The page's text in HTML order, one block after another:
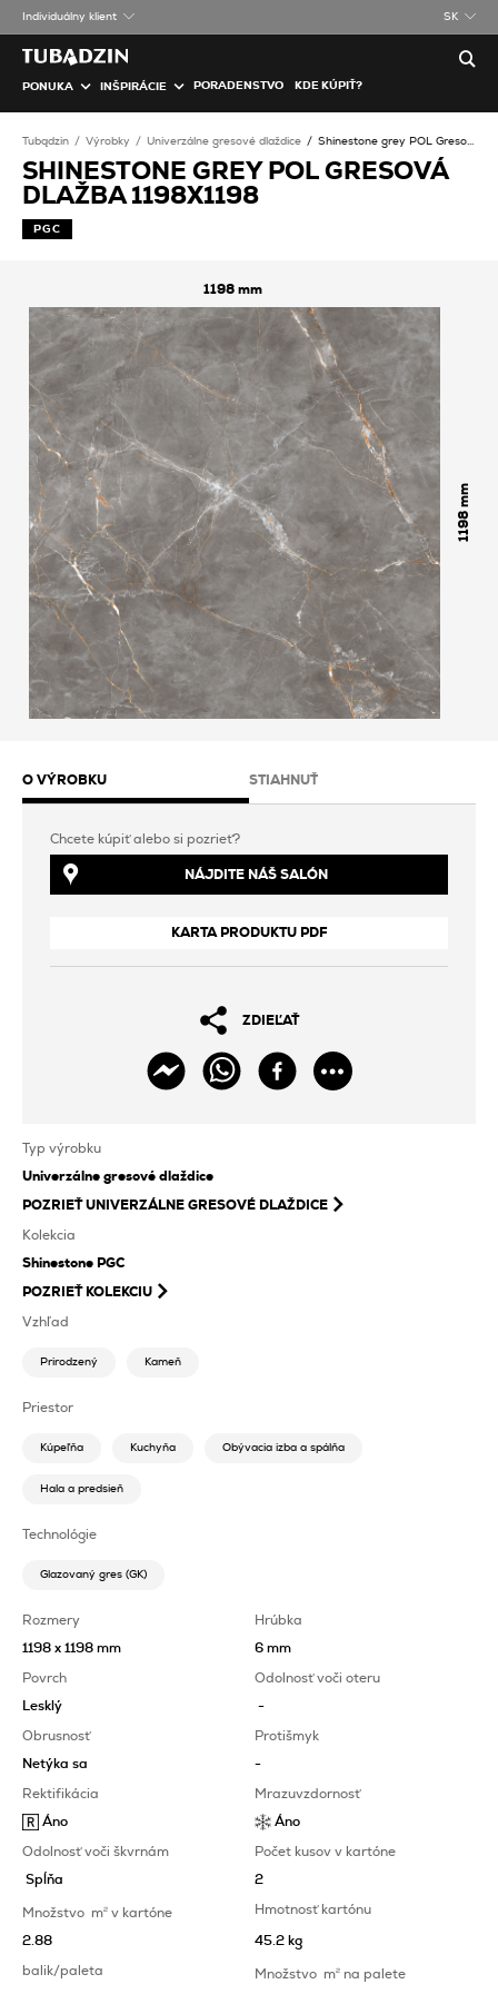
Individuálny klient SK
PONUKA INŠPIRÁCIE PORADENSTVO KDE KÚPIŤ?
Tubądzin Výrobky Univerzálne gresové dlaždice Shinestone grey POL Gresová dlažba
SHINESTONE GREY POL GRESOVÁ
DLAŽBA 1198X1198
PGC
1198
1198
O VÝROBKU STIAHNUŤ
Chcete kúpiť alebo si pozrieť?
NÁJDITE NÁŠ SALÓN
KARTA PRODUKTU PDF
ZDIEĽAŤ
Typ výrobku
Univerzálne gresové dlaždice
POZRIEŤUNIVERZÁLNE GRESOVÉ DLAŽDICE
Kolekcia
Shinestone PGC
POZRIEŤ KOLEKCIU
Vzhľad
Prirodzený Kameň
Priestor
Kúpeľňa Kuchyňa Obývacia izba a spálňa
Hala a predsieň
Technológie
Glazovaný gres (GK)
Rozmery
1198 x 1198 mm
Hrúbka
6 mm
Povrch
Lesklý
Odolnosť voči oteru
-
Obrusnosť
Netýka sa
Protišmyk
-
Rektifikácia
Áno
Mrazuvzdornosť
Áno
Odolnosť voči škvrnám
Spĺňa
Počet kusov v kartóne
2
Množstvo m2 v kartóne
2.88
Hmotnosť kartónu
45.2 kg
balik/paleta Množstvom2 na palete